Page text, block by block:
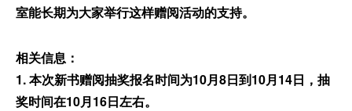
室能长期为大家举行这样赠阅活动的支持。
相关信息：
1. 本次新书赠阅抽奖报名时间为10月8日到10月14日，抽
奖时间在10月16日左右。